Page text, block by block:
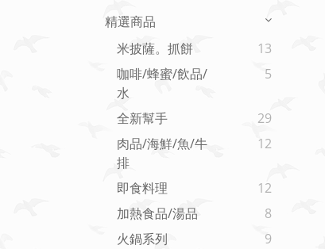
精選商品
米披薩。抓餅
13
咖啡/蜂蜜/飲品/
水
5
全新幫手
29
肉品/海鮮/魚/牛
排
12
即食料理
12
加熱食品/湯品
8
火鍋系列
9